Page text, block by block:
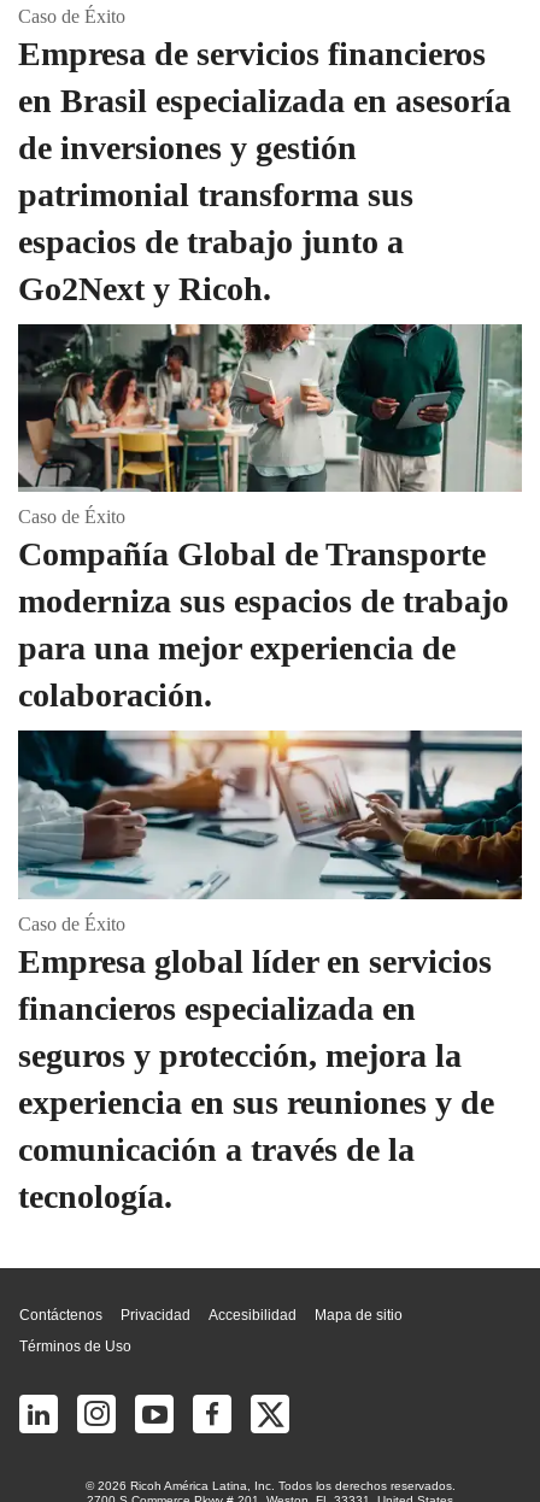
Caso de Éxito
Empresa de servicios financieros
en Brasil especializada en asesoría
de inversiones y gestión
patrimonial transforma sus
espacios de trabajo junto a
Go2Next y Ricoh.
Caso de Éxito
Compañía Global de Transporte
moderniza sus espacios de trabajo
para una mejor experiencia de
colaboración.
Caso de Éxito
Empresa global líder en servicios
financieros especializada en
seguros y protección, mejora la
experiencia en sus reuniones y de
comunicación a través de la
tecnología.
Contáctenos Privacidad Accesibilidad
Mapa de sitio
Términos de Uso
© 2026 Ricoh América Latina, Inc. Todos los derechos reservados.